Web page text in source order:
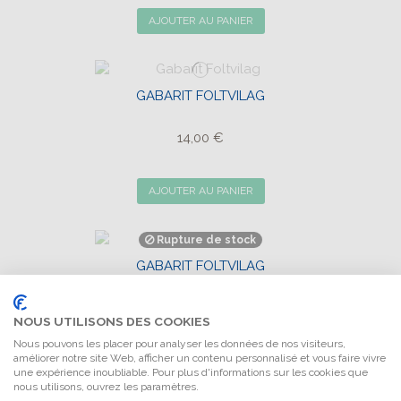
AJOUTER AU PANIER
GABARIT FOLTVILAG
14,00 €
AJOUTER AU PANIER
Rupture de stock
GABARIT FOLTVILAG
VIEW
NOUS UTILISONS DES COOKIES
Nous pouvons les placer pour analyser les données de nos visiteurs,
améliorer notre site Web, afficher un contenu personnalisé et vous faire vivre
une expérience inoubliable. Pour plus d'informations sur les cookies que
nous utilisons, ouvrez les paramètres.